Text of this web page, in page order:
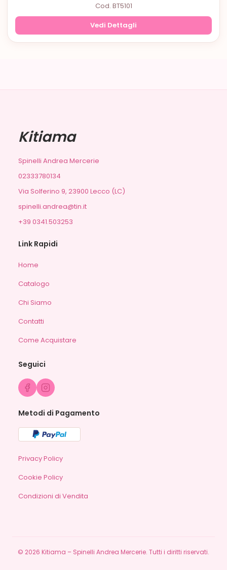
Cod. BT5101
Vedi Dettagli
Kitiama
Spinelli Andrea Mercerie
02333780134
Via Solferino 9, 23900 Lecco (LC)
spinelli.andrea@tin.it
+39 0341.503253
Link Rapidi
Home
Catalogo
Chi Siamo
Contatti
Come Acquistare
Seguici
Metodi di Pagamento
Privacy Policy
Cookie Policy
Condizioni di Vendita
© 2026 Kitiama – Spinelli Andrea Mercerie. Tutti i diritti riservati.